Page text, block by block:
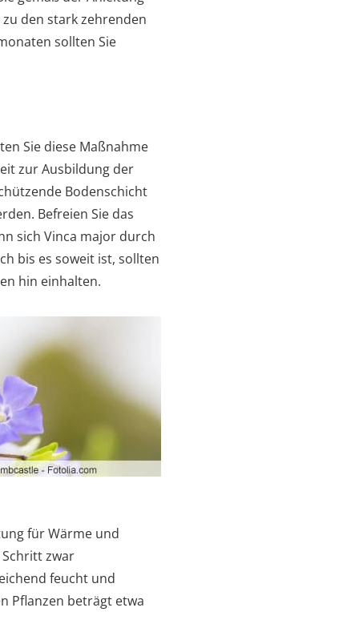
den stark zehrenden
sollten Sie
Sie diese Maßnahme
zur Ausbildung der
Bodenschicht
Befreien Sie das
sich Vinca major durch
bis es soweit ist, sollten
hin einhalten.
für Wärme und
zwar
feucht und
Pflanzen beträgt etwa